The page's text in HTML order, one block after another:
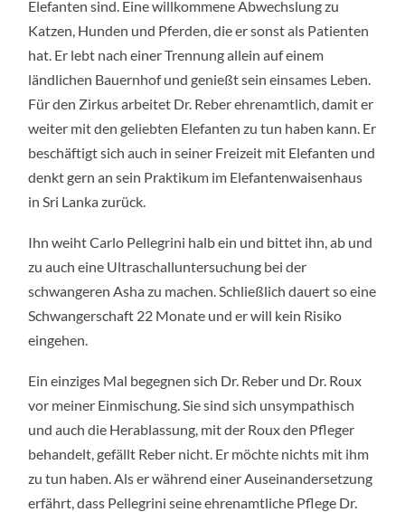
Elefanten sind. Eine willkommene Abwechslung zu
Katzen, Hunden und Pferden, die er sonst als Patienten
hat. Er lebt nach einer Trennung allein auf einem
ländlichen Bauernhof und genießt sein einsames Leben.
Für den Zirkus arbeitet Dr. Reber ehrenamtlich, damit er
weiter mit den geliebten Elefanten zu tun haben kann. Er
beschäftigt sich auch in seiner Freizeit mit Elefanten und
denkt gern an sein Praktikum im Elefantenwaisenhaus
in Sri Lanka zurück.
Ihn weiht Carlo Pellegrini halb ein und bittet ihn, ab und
zu auch eine Ultraschalluntersuchung bei der
schwangeren Asha zu machen. Schließlich dauert so eine
Schwangerschaft 22 Monate und er will kein Risiko
eingehen.
Ein einziges Mal begegnen sich Dr. Reber und Dr. Roux
vor meiner Einmischung. Sie sind sich unsympathisch
und auch die Herablassung, mit der Roux den Pfleger
behandelt, gefällt Reber nicht. Er möchte nichts mit ihm
zu tun haben. Als er während einer Auseinandersetzung
erfährt, dass Pellegrini seine ehrenamtliche Pflege Dr.